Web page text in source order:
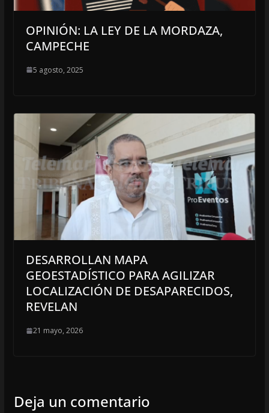
OPINIÓN: LA LEY DE LA MORDAZA,
CAMPECHE
5 agosto, 2025
DESARROLLAN MAPA
GEOESTADÍSTICO PARA AGILIZAR
LOCALIZACIÓN DE DESAPARECIDOS,
REVELAN
21 mayo, 2026
Deja un comentario